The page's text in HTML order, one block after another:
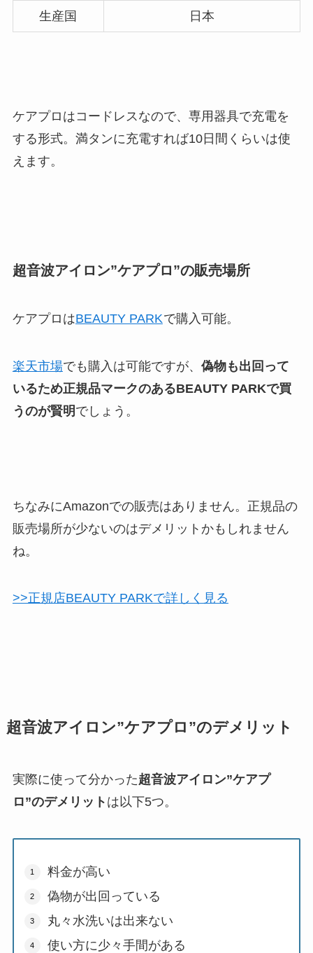
生産国 日本
ケアプロはコードレスなので、専用器具で充電を
する形式。満タンに充電すれば10日間くらいは使
えます。
超音波アイロン”ケアプロ”の販売場所
ケアプロはBEAUTY PARKで購入可能。
楽天市場でも購入は可能ですが、 偽物も出回って
いるため正規品マークのあるBEAUTY PARKで買
うのが賢明 でしょう。
ちなみにAmazonでの販売はありません。正規品の
販売場所が少ないのはデメリットかもしれません
ね。
>>正規店BEAUTY PARKで詳しく見る
超音波アイロン”ケアプロ”のデメリット
実際に使って分かった超音波アイロン”ケアプ
ロ”のデメリット は以下5つ。
料金が高い
偽物が出回っている
丸々水洗いは出来ない
使い方に少々手間がある